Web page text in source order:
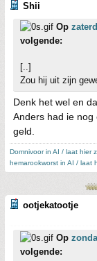
Shii
Op
volgende:
[..]
Zou hij uit zijn
Denk het wel en
Anders had ie
geld.
Domnivoor in AI / laat hier
hemarookworst in AI / laat
ootjekatootje
Op
volgende: